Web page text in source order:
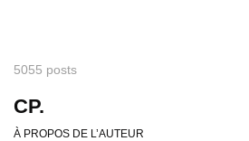
5055 posts
CP.
À PROPOS DE L’AUTEUR